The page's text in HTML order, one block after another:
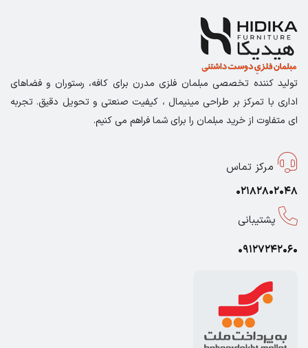
تولید کننده تخصصی مبلمان فلزی مدرن برای کافه، رستوران و فضاهای
اداری با تمرکز بر طراحی مینیمال ، کیفیت صنعتی و تحویل دقیق. تجربه
ای متفاوت از خرید مبلمان را برای شما فراهم می کنیم.
مرکز تماس
02182802048
پشتیبانی
09127242060